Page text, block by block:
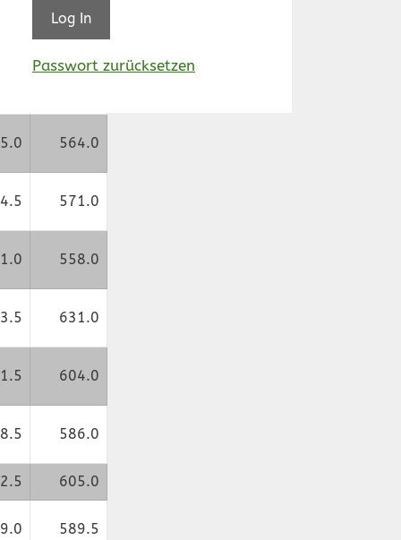
564.0
571.0
558.0
631.0
604.0
586.0
605.0
589.5
Passwort zurücksetzen